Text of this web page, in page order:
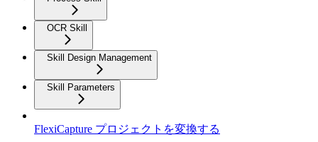
OCR Skill
Skill Design Management
Skill Parameters
FlexiCapture プロジェクトを変換する